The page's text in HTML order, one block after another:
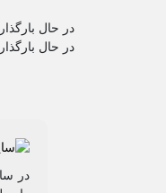
در حال
در حال
در